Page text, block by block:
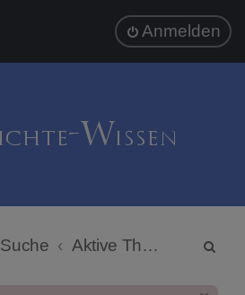
Anmelden
Suche Aktive Themen